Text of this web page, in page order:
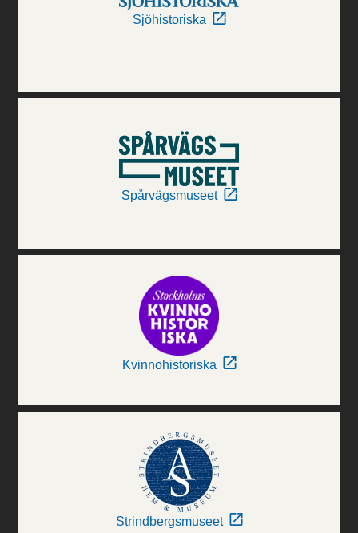
Sjöhistoriska
Spårvägsmuseet
Kvinnohistoriska
Strindbergsmuseet